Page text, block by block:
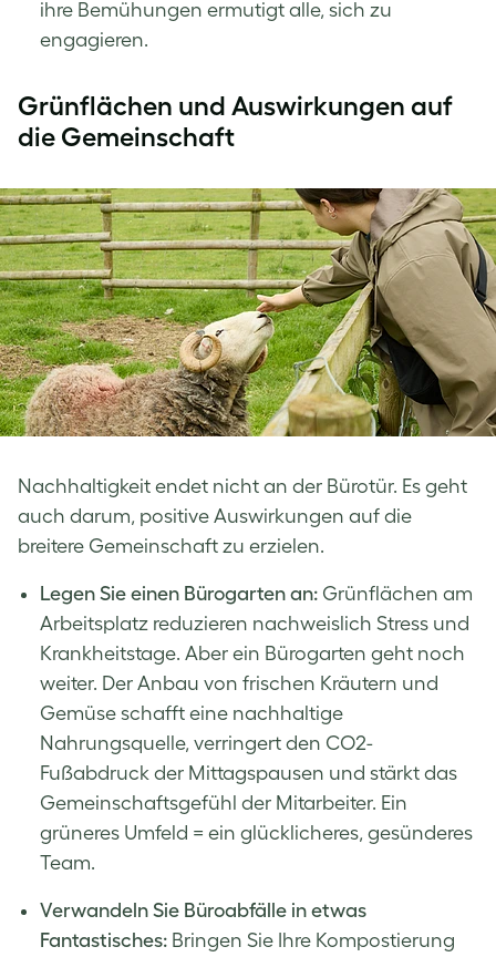
ihre Bemühungen ermutigt alle, sich zu
engagieren.
Grünflächen und Auswirkungen auf
die Gemeinschaft
Nachhaltigkeit endet nicht an der Bürotür. Es geht
auch darum, positive Auswirkungen auf die
breitere Gemeinschaft zu erzielen.
Legen Sie einen Bürogarten an: Grünflächen am
Arbeitsplatz reduzieren nachweislich Stress und
Krankheitstage. Aber ein Bürogarten geht noch
weiter. Der Anbau von frischen Kräutern und
Gemüse schafft eine nachhaltige
Nahrungsquelle, verringert den CO2-
Fußabdruck der Mittagspausen und stärkt das
Gemeinschaftsgefühl der Mitarbeiter. Ein
grüneres Umfeld = ein glücklicheres, gesünderes
Team.
Verwandeln Sie Büroabfälle in etwas
Fantastisches: Bringen Sie Ihre Kompostierung